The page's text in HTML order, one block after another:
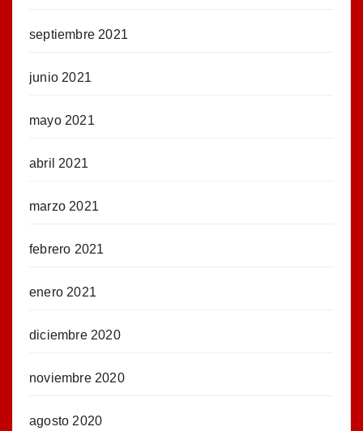
septiembre 2021
junio 2021
mayo 2021
abril 2021
marzo 2021
febrero 2021
enero 2021
diciembre 2020
noviembre 2020
agosto 2020